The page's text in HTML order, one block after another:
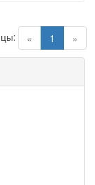
« 1 (current)
»